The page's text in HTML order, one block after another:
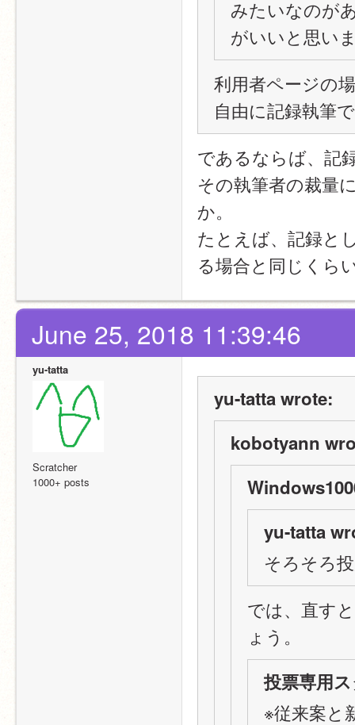
みたいなのが
がいいと思い
利用者ページの
自由に記録執筆
であるならば、記
その執筆者の裁量
か。
たとえば、記録と
る場合と同じくら
June 25, 2018 11:39:46
yu-tatta
Scratcher
1000+ posts
yu-tatta wrote:
kobotyann
yu-tatta
そろそろ
では、直す
ょう。
投票専用
※従来案と